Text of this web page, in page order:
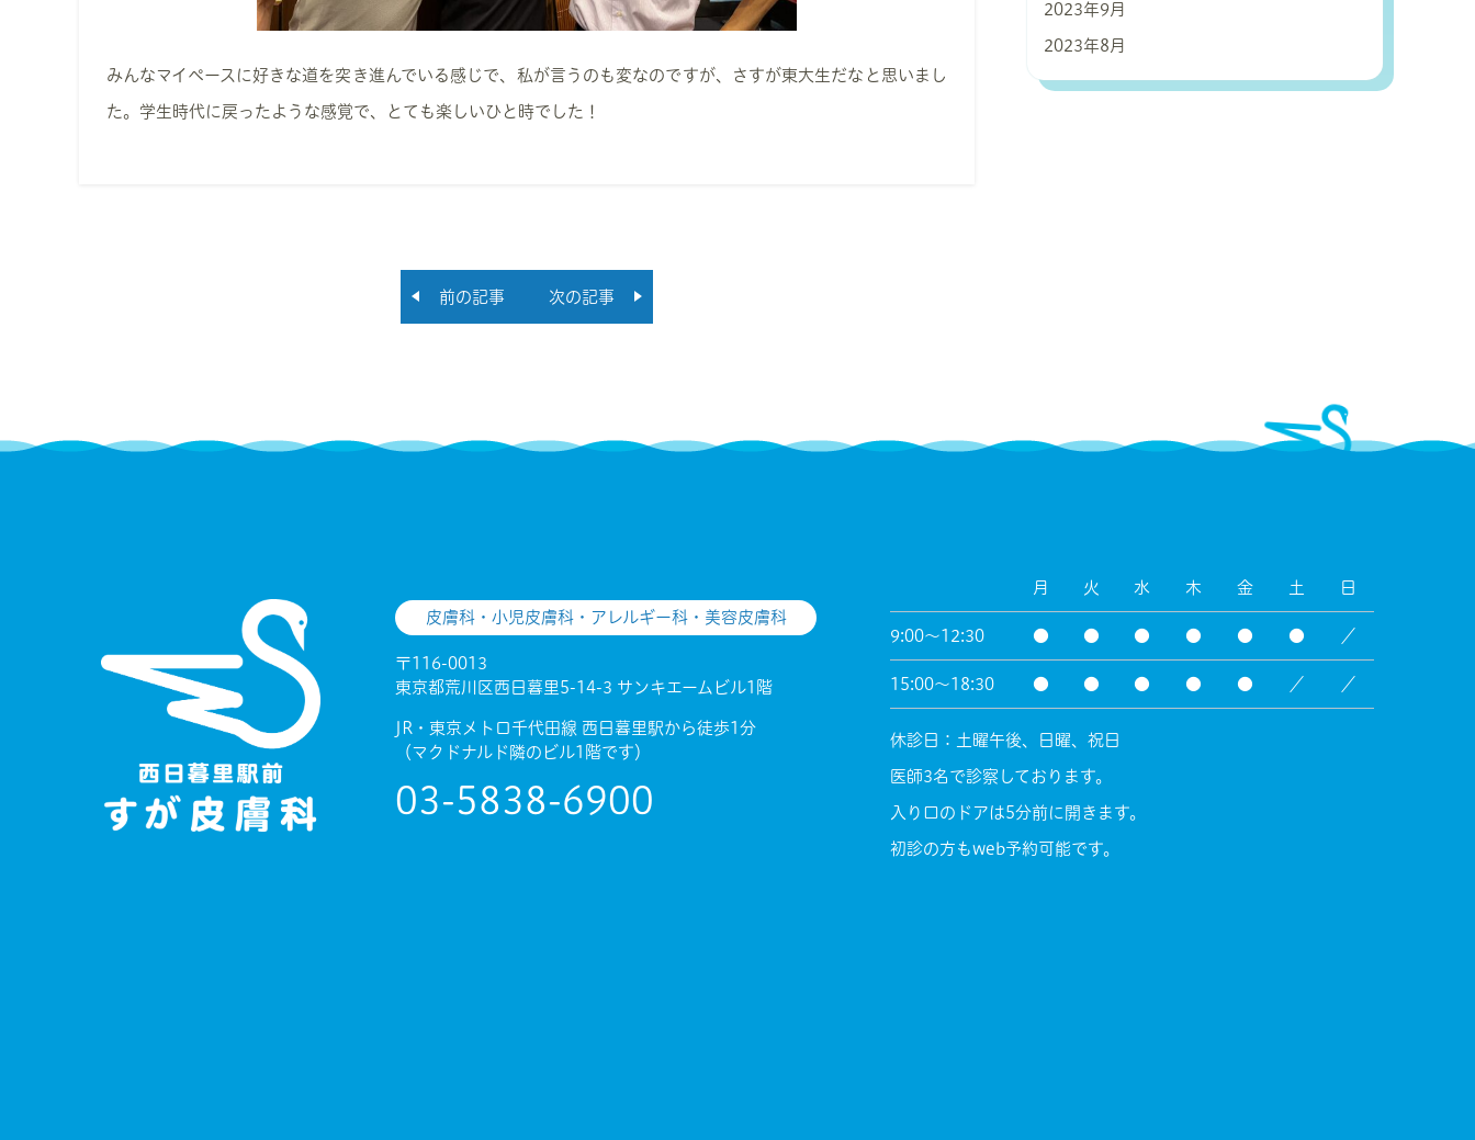
みんなマイペースに好きな道を突き進んでいる感じで、私が言うのも変なのですが、さすが東大生だなと思いまし
た。学生時代に戻ったような感覚で、とても楽しいひと時でした！
前の記事 次の記事
2023年9月
2023年8月
皮膚科・小児皮膚科・アレルギー科・美容皮膚科
〒116-0013
東京都荒川区西日暮里5-14-3 サンキエームビル1階
JR・東京メトロ千代田線 西日暮里駅から徒歩1分
（マクドナルド隣のビル1階です）
03-5838-6900
月 火 水 木 金 土 日
9:00～12:30 ● ● ● ● ● ● ／
15:00～18:30 ● ● ● ● ● ／ ／
休診日：土曜午後、日曜、祝日
医師3名で診察しております。
入り口のドアは5分前に開きます。
初診の方もweb予約可能です。